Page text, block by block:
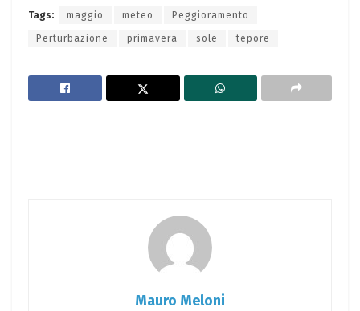
Tags: maggio meteo Peggioramento
Perturbazione primavera sole tepore
Mauro Meloni